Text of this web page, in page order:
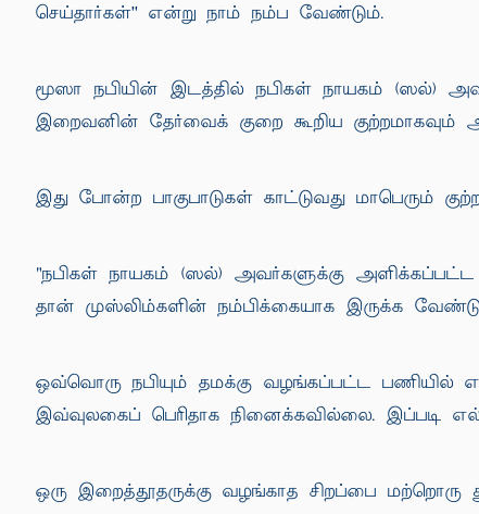
செய்தார்கள்'' என்று நாம் நம்ப வேண்டும்.
மூஸா நபியின் இடத்தில் நபிகள் நாயகம் (ஸல்)
இறைவனின் தேர்வைக் குறை கூறிய குற்றமாகவும்
இது போன்ற பாகுபாடுகள் காட்டுவது மாபெரும்
"நபிகள் நாயகம் (ஸல்) அவர்களுக்கு
தான் முஸ்லிம்களின் நம்பிக்கையாக இருக்க
ஒவ்வொரு நபியும் தமக்கு வழங்கப்பட்ட
இவ்வுலகைப் பெரிதாக நினைக்கவில்லை. இப்படி
ஒரு இறைத்தூதருக்கு வழங்காத சிறப்பை மற்றொரு